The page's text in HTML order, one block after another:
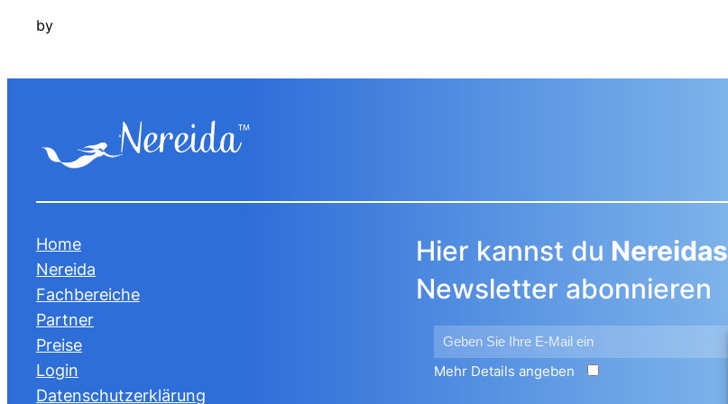
by
Home
Nereida
Fachbereiche
Partner
Preise
Login
Datenschutzerklärung
Hier kannst du Nereidas
Newsletter abonnieren
Mehr Details angeben